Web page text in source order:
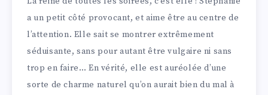
a un petit côté provocant, et aime être au centre de
l’attention. Elle sait se montrer extrêmement
séduisante, sans pour autant être vulgaire ni sans
trop en faire… En vérité, elle est auréolée d’une
sorte de charme naturel qu’on aurait bien du mal à